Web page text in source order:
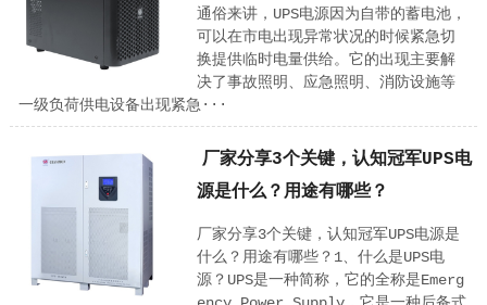
通俗来讲，UPS电源因为自带的蓄电池，
可以在市电出现异常状况的时候紧急切
换提供临时电量供给。它的出现主要解
决了事故照明、应急照明、消防设施等
一级负荷供电设备出现紧急···
厂家分享3个关键，认知冠军UPS电
源是什么？用途有哪些？
厂家分享3个关键，认知冠军UPS电源是
什么？用途有哪些？1、什么是UPS电
源？UPS是一种简称，它的全称是Emerg